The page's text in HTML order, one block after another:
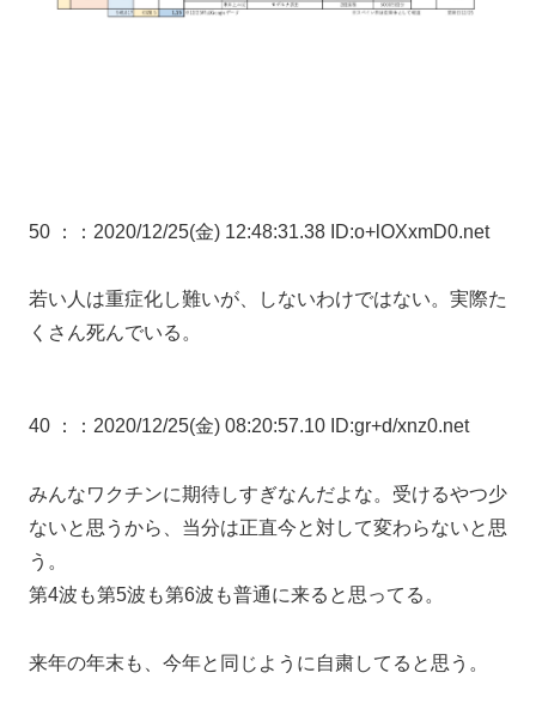
50 ： ：2020/12/25(金) 12:48:31.38 ID:o+lOXxmD0.net
若い人は重症化し難いが、しないわけではない。実際た
くさん死んでいる。
40 ： ：2020/12/25(金) 08:20:57.10 ID:gr+d/xnz0.net
みんなワクチンに期待しすぎなんだよな。受けるやつ少
ないと思うから、当分は正直今と対して変わらないと思
う。
第4波も第5波も第6波も普通に来ると思ってる。
来年の年末も、今年と同じように自粛してると思う。